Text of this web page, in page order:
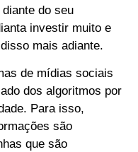
do seu
investir muito e
mais adiante.
de mídias sociais
dos algoritmos por
Para isso,
são
que são